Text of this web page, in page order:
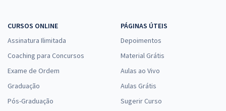
CURSOS ONLINE
Assinatura Ilimitada
Coaching para Concursos
Exame de Ordem
Graduação
Pós-Graduação
PÁGINAS ÚTEIS
Depoimentos
Material Grátis
Aulas ao Vivo
Aulas Grátis
Sugerir Curso